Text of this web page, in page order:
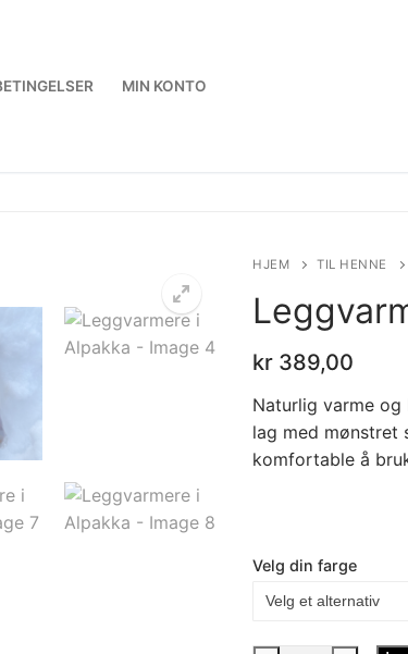
MIN KONTO
HJEM TIL HENNE
kr 389,00
Naturlig varme
lag med mønstret
komfortable å
Velg din farge